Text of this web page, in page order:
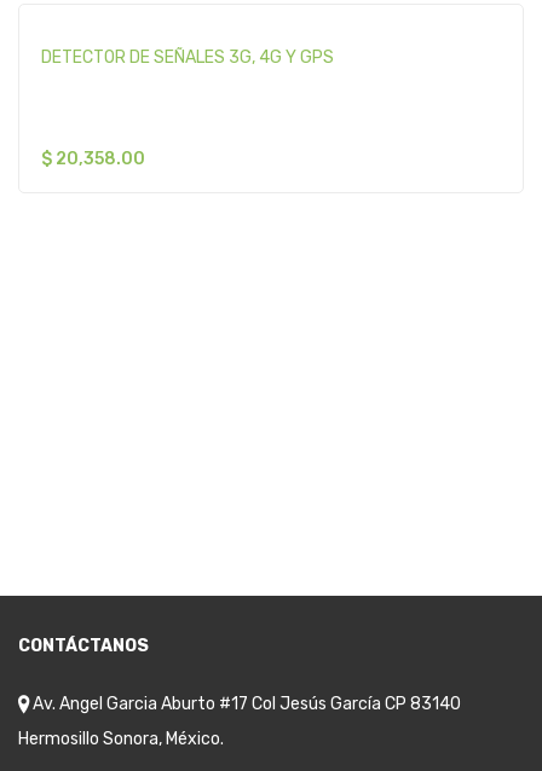
DETECTOR DE SEÑALES 3G, 4G Y GPS
$ 20,358.00
CONTÁCTANOS
Av. Angel Garcia Aburto #17 Col Jesús García CP 83140
Hermosillo Sonora, México.